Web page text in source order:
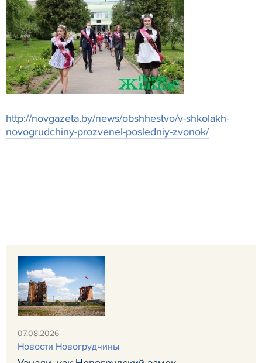
http://novgazeta.by/news/obshhestvo/v-shkolakh-
novogrudchiny-prozvenel-posledniy-zvonok/
07.08.2026
Новости Новогрудчины